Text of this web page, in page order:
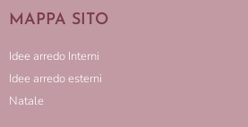
MAPPA SITO
Idee arredo Interni
Idee arredo esterni
Natale